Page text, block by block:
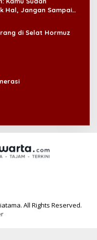
Hal, Jangan Sampai
di Selat Hormuz
All Rights Reserved.